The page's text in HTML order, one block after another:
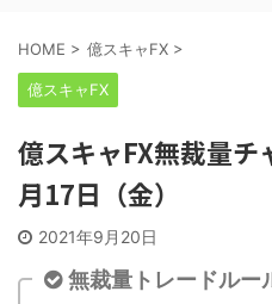
HOME > 億スキャFX >
億スキャFX
億スキャFX無裁量
月17日（金）
2021年9月20日
無裁量トレードルー